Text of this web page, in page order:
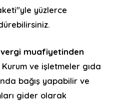
yüzlerce
vergi muafiyetinden
Kurum ve işletmeler gıda
bağış yapabilir ve
gider olarak